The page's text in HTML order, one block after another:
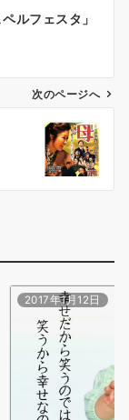
ルフェスタ」
次のページへ
2017年1月12日